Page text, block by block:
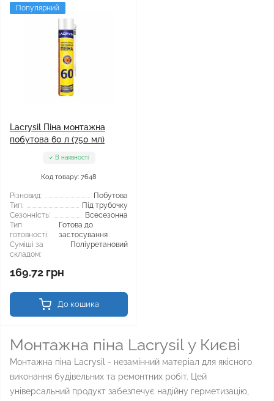
Популярний
Lacrysil Піна монтажна
побутова 60 л (750 мл)
В наявності
Код товару: 7648
Різновид:
Побутова
Тип:
Під трубочку
Сезонність:
Всесезонна
Тип
готовності:
Готова до
застосування
Суміші за
складом:
Поліуретановий
169.72 грн
До кошика
Монтажна піна Lacrysil у Києві
Монтажна піна Lacrysil - незамінний матеріал для якісного
виконання будівельних та ремонтних робіт. Цей
універсальний продукт забезпечує надійну герметизацію,